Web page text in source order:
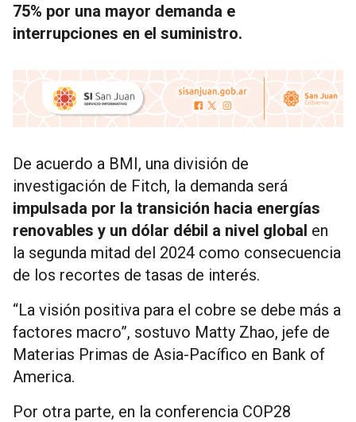
75% por una mayor demanda e
interrupciones en el suministro.
De acuerdo a BMI, una división de
investigación de Fitch, la demanda será
impulsada por la transición hacia energías
renovables y un dólar débil a nivel global en
la segunda mitad del 2024 como consecuencia
de los recortes de tasas de interés.
“La visión positiva para el cobre se debe más a
factores macro”, sostuvo Matty Zhao, jefe de
Materias Primas de Asia-Pacífico en Bank of
America.
Por otra parte, en la conferencia COP28